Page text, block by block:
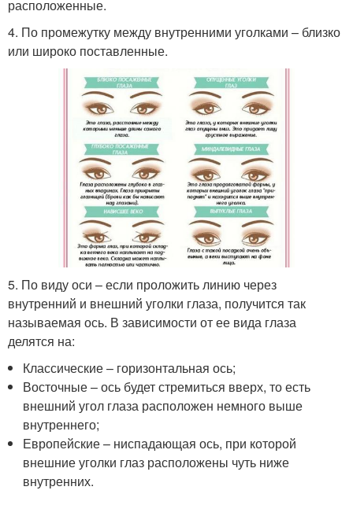
расположенные.
4. По промежутку между внутренними уголками – близко
или широко поставленные.
5. По виду оси – если проложить линию через
внутренний и внешний уголки глаза, получится так
называемая ось. В зависимости от ее вида глаза
делятся на:
Классические – горизонтальная ось;
Восточные – ось будет стремиться вверх, то есть
внешний угол глаза расположен немного выше
внутреннего;
Европейские – ниспадающая ось, при которой
внешние уголки глаз расположены чуть ниже
внутренних.